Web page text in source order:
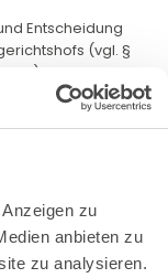
zu
anbieten zu
zu analysieren.
Entscheidung
(vgl. §